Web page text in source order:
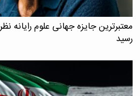
معتبرترین جایزه جهانی علوم رایانه
رسید